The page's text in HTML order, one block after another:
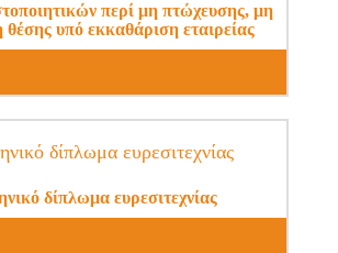
περί μη πτώχευσης, μη
υπό εκκαθάριση εταιρείας
δίπλωμα ευρεσιτεχνίας